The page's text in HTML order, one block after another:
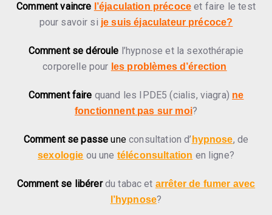
Comment vaincre l’éjaculation précoce et faire le test
pour savoir si je suis éjaculateur précoce?
Comment se déroule l’hypnose et la sexothérapie
corporelle pour les problèmes d’érection
Comment faire quand les IPDE5 (cialis, viagra) ne
fonctionnent pas sur moi?
Comment se passeuneconsultation d’ hypnose, de
sexologie ou une téléconsultation en ligne?
Comment se libérerdu tabac et arrêter de fumer avec
l’hypnose?